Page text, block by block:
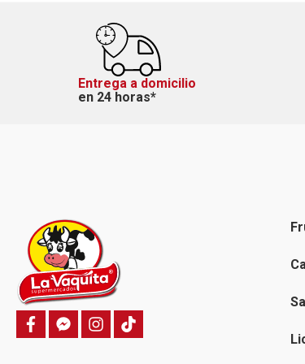
Entrega a domicilio
en 24 horas*
f
a
f
a
i
n
T
i